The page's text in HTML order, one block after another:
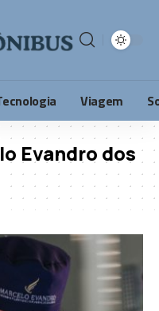
Viagem
Evandro dos